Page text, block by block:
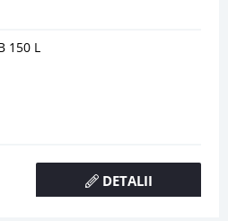
150 L
DETALII